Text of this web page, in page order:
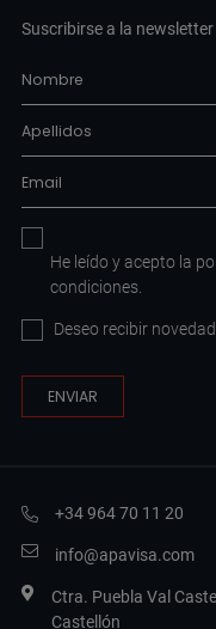
Suscribirse a la newsletter
He leído y acepto la
condiciones.
Deseo recibir
+34 964 70 11 20
info@apavisa.com
Ctra. Puebla Val
Castellón